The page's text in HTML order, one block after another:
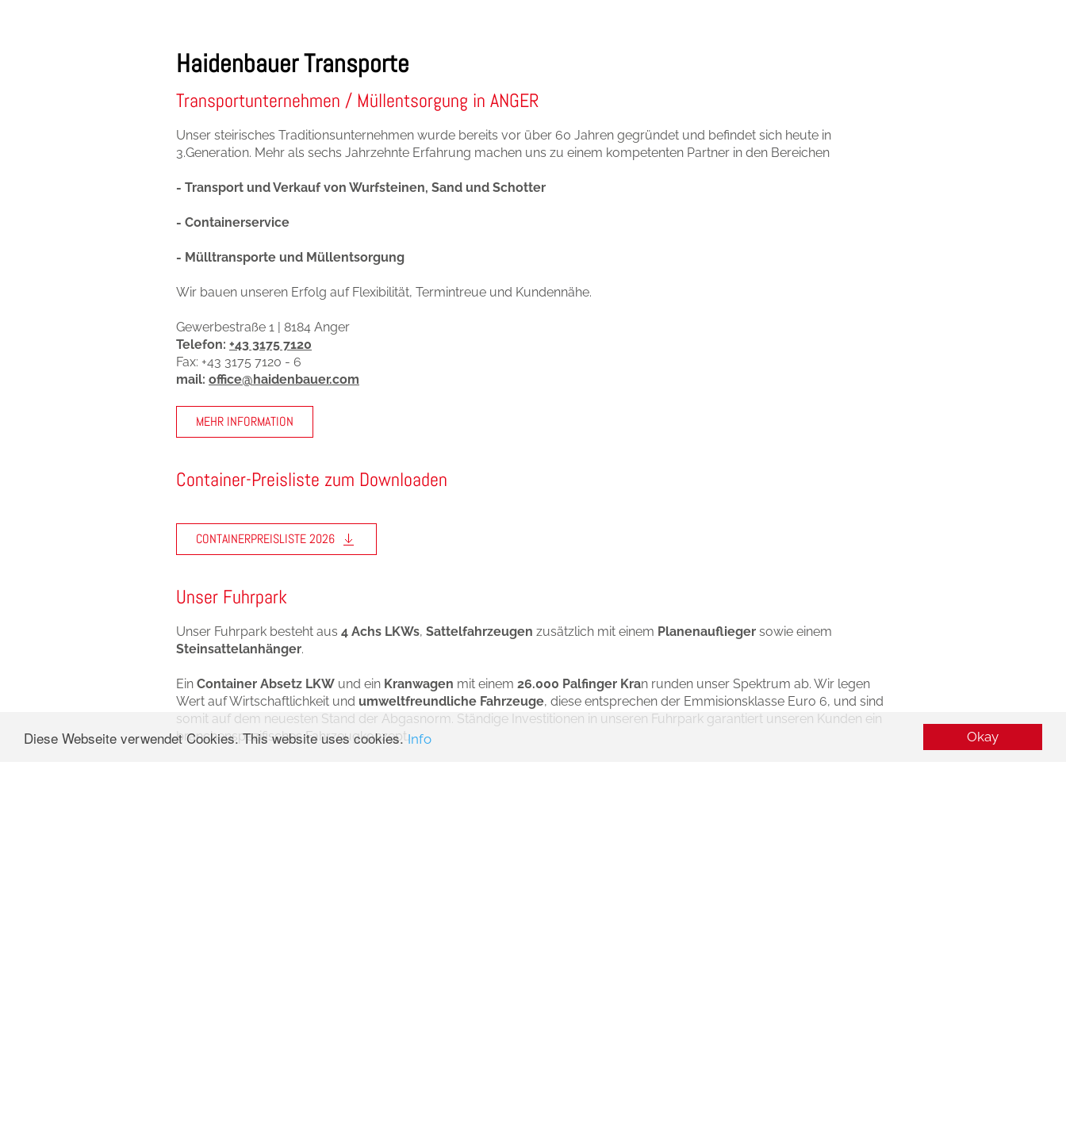
Okay
Diese Webseite verwendet Cookies. This website uses cookies.Info
Haidenbauer Transporte
Transportunternehmen / Müllentsorgung in ANGER
Unser steirisches Traditionsunternehmen wurde bereits vor über 60 Jahren gegründet und befindet sich heute in
3.Generation. Mehr als sechs Jahrzehnte Erfahrung machen uns zu einem kompetenten Partner in den Bereichen
- Transport und Verkauf von Wurfsteinen, Sand und Schotter
- Containerservice
- Mülltransporte und Müllentsorgung
Wir bauen unseren Erfolg auf Flexibilität, Termintreue und Kundennähe.
Gewerbestraße 1 | 8184 Anger
Telefon: +43 3175 7120
Fax: +43 3175 7120 - 6
mail: office@haidenbauer.com
MEHR INFORMATION
Container-Preisliste zum Downloaden
CONTAINERPREISLISTE 2026
Unser Fuhrpark
Unser Fuhrpark besteht aus 4 Achs LKWs, Sattelfahrzeugen zusätzlich mit einem Planenauflieger sowie einem
Steinsattelanhänger.
Ein Container Absetz LKW und ein Kranwagen mit einem 26.000 Palfinger Kran runden unser Spektrum ab. Wir legen
Wert auf Wirtschaftlichkeit und umweltfreundliche Fahrzeuge, diese entsprechen der Emmisionsklasse Euro 6, und sind
somit auf dem neuesten Stand der Abgasnorm. Ständige Investitionen in unseren Fuhrpark garantiert unseren Kunden ein
branchenspezifisches Fahrzeugkonzept.
Fuhrpark|
Tel.:+43 03175 7120|E-Mail: office@haidenbauer.com
© 2018 Haidenbauer Gerald e.U. Alle Rechte vorbehalten. Site designed byguteidee&eWay.